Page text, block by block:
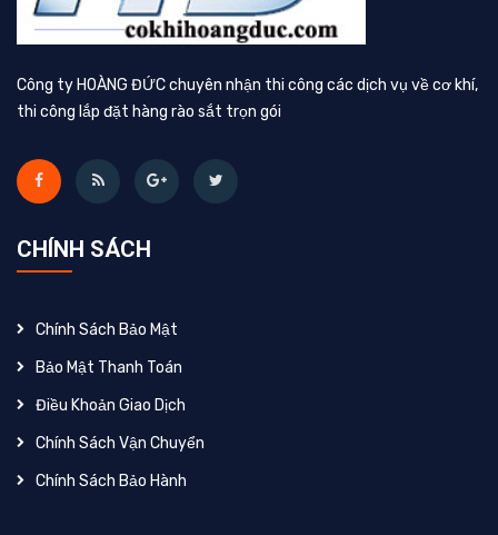
Công ty HOÀNG ĐỨC chuyên nhận thi công các dịch vụ về cơ khí,
thi công lắp đặt hàng rào sắt trọn gói
CHÍNH SÁCH
Chính Sách Bảo Mật
Bảo Mật Thanh Toán
Điều Khoản Giao Dịch
Chính Sách Vận Chuyển
Chính Sách Bảo Hành